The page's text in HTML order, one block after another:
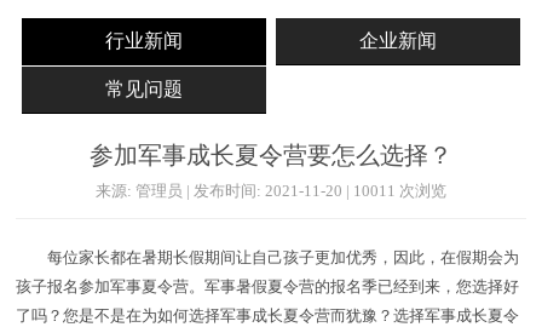
行业新闻 企业新闻
常见问题
参加军事成长夏令营要怎么选择？
来源: 管理员 | 发布时间: 2021-11-20 | 10011 次浏览
每位家长都在暑期长假期间让自己孩子更加优秀，因此，在假期会为
孩子报名参加军事夏令营。军事暑假夏令营的报名季已经到来，您选择好
了吗？您是不是在为如何选择军事成长夏令营而犹豫？选择军事成长夏令